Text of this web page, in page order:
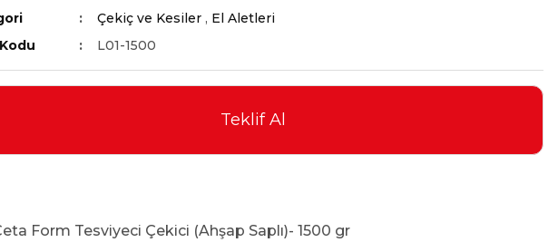
Çekiç ve Kesiler , El Aletleri
L01-1500
Teklif Al
Form Tesviyeci Çekici (Ahşap Saplı)- 1500 gr